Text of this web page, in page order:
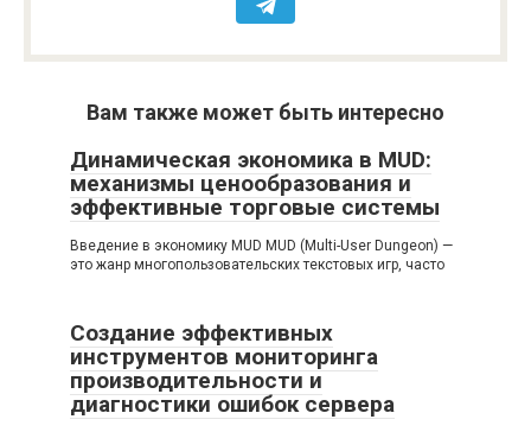
Вам также может быть интересно
Динамическая экономика в MUD:
механизмы ценообразования и
эффективные торговые системы
Введение в экономику MUD MUD (Multi-User Dungeon) —
это жанр многопользовательских текстовых игр, часто
Создание эффективных
инструментов мониторинга
производительности и
диагностики ошибок сервера